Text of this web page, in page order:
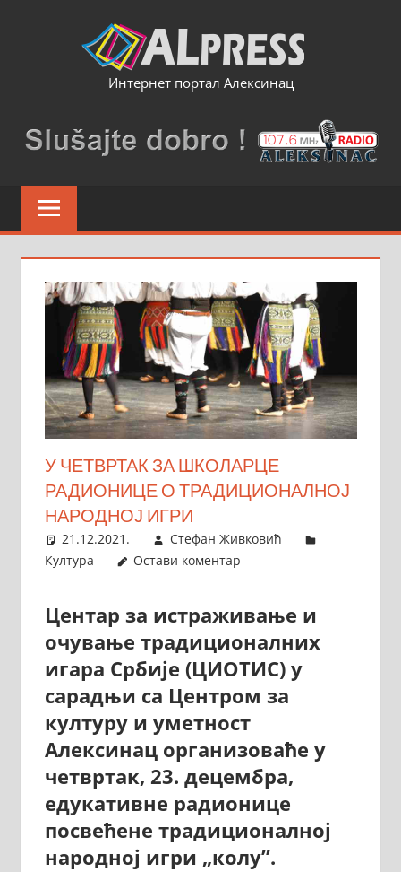
Интернет портал Алексинац
У ЧЕТВРТАК ЗА ШКОЛАРЦЕ
РАДИОНИЦЕ О ТРАДИЦИОНАЛНОЈ
НАРОДНОЈ ИГРИ
21.12.2021.
Стефан Живковић
Култура
Остави коментар
Центар за истраживање и
очување традиционалних
игара Србије (ЦИОТИС) у
сарадњи са Центром за
културу и уметност
Алексинац организоваће у
четвртак, 23. децембра,
едукативне радионице
посвећене традиционалној
народној игри „колу”.